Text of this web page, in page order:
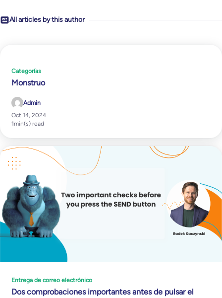
All articles by this author
Categorías
Monstruo
Admin
Oct 14, 2024
1min(s) read
Entrega de correo electrónico
Dos comprobaciones importantes antes de pulsar el